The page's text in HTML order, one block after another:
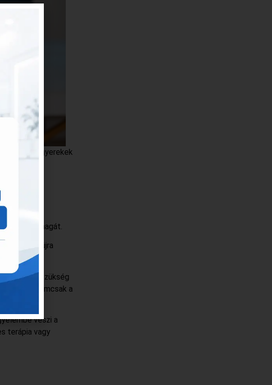
így a gyerekek
lehető
is
érezheti magát.
gyermek újra
Szükség
A cél nemcsak a
veszi a
terápia vagy